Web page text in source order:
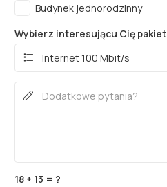
Budynek jednorodzinny
Wybierz interesującu Cię pakiet
18 + 13 = ?